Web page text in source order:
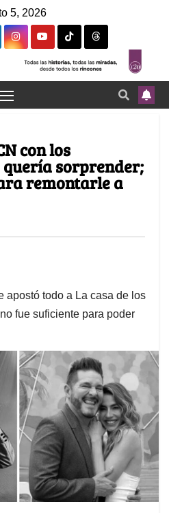
5, 2026
con los
sorprender;
remontarle a
apostó todo a La casa de los
fue suficiente para poder